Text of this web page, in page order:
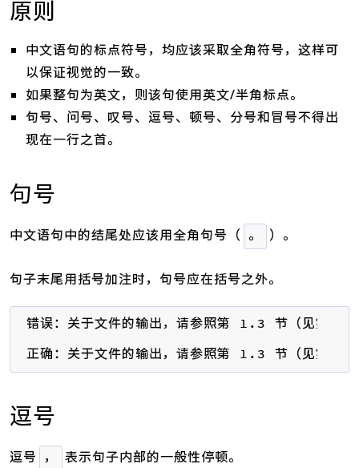
原则
中文语句的标点符号，均应该采取全角符号，这样可
以保证视觉的一致。
如果整句为英文，则该句使用英文/半角标点。
句号、问号、叹号、逗号、顿号、分号和冒号不得出
现在一行之首。
句号
中文语句中的结尾处应该用全角句号（ 。 ）。
句子末尾用括号加注时，句号应在括号之外。
错误：关于文件的输出，请参照第 1.3 节（见第
正确：关于文件的输出，请参照第 1.3 节（见第
逗号
逗号 ， 表示句子内部的一般性停顿。